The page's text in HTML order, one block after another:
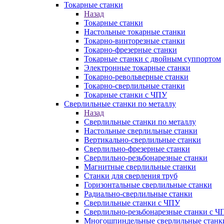
Токарные станки
Назад
Токарные станки
Настольные токарные станки
Токарно-винторезные станки
Токарно-фрезерные станки
Токарные станки с двойным суппортом
Электронные токарные станки
Токарно-револьверные станки
Токарно-сверлильные станки
Токарные станки с ЧПУ
Сверлильные станки по металлу
Назад
Сверлильные станки по металлу
Настольные сверлильные станки
Вертикально-сверлильные станки
Сверлильно-фрезерные станки
Сверлильно-резьбонарезные станки
Магнитные сверлильные станки
Станки для сверления труб
Горизонтальные сверлильные станки
Радиально-сверлильные станки
Сверлильные станки с ЧПУ
Сверлильно-резьбонарезные станки с
Многошпиндельные сверлильные